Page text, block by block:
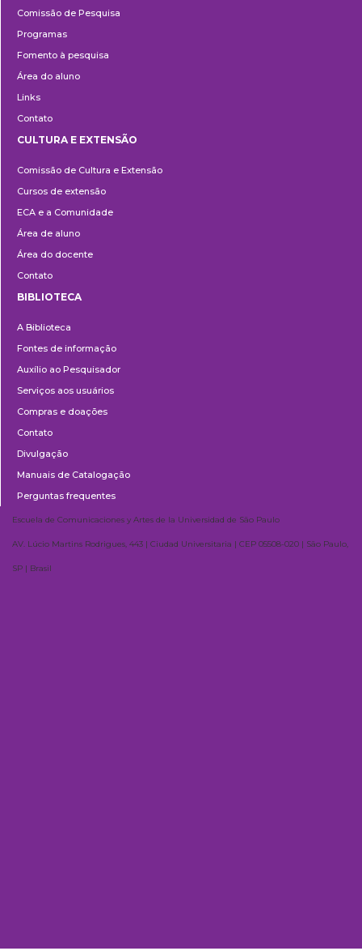
Comissão de Pesquisa
Programas
Fomento à pesquisa
Área do aluno
Links
Contato
e
Extensão
CULTURA E EXTENSÃO
Comissão de Cultura e Extensão
Cursos de extensão
ECA e a Comunidade
Área de aluno
Área do docente
Contato
BIBLIOTECA
A Biblioteca
Fontes de informação
Auxílio ao Pesquisador
Serviços aos usuários
Compras e doações
Contato
Divulgação
Manuais de Catalogação
Perguntas frequentes
Escuela de Comunicaciones y Artes de la Universidad de São Paulo
AV. Lúcio Martins Rodrigues, 443 | Ciudad Universitaria | CEP 05508-020 | São Paulo,
SP | Brasil